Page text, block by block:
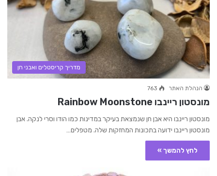
מדריך קריסטלים ואבני חן
הנהלת האתר 763
מונסטון ריינבו Rainbow Moonstone
מונסטון ריינבו היא אבן חן שנמצאת בעיקר במדינות כמו הודו וסרי לנקה. אבן
מונסטון ריינבו ידועה בתכונות המחזקות שלה. מטפלים…
לחץ להמשך »